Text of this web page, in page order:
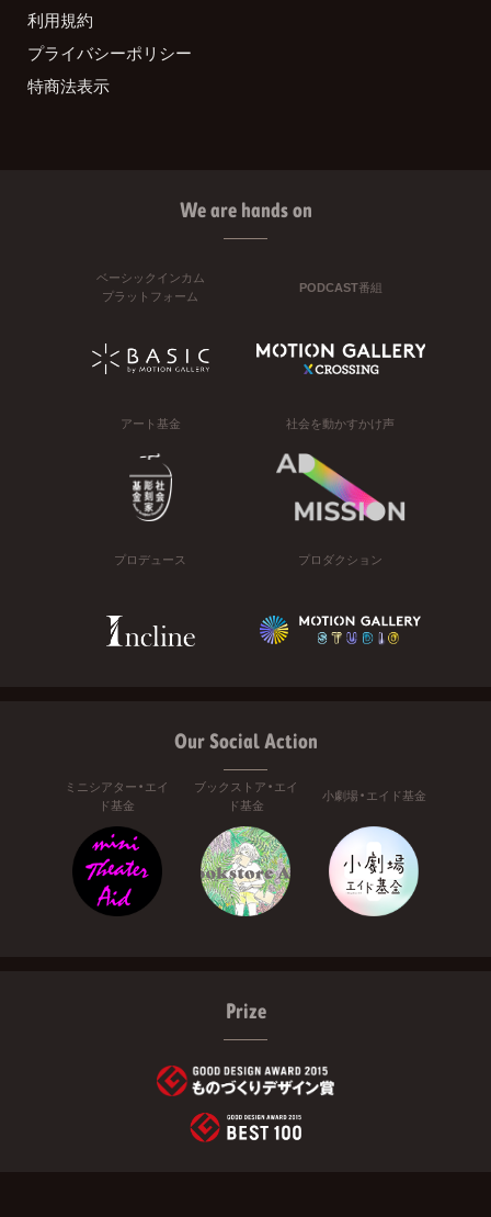
利用規約
プライバシーポリシー
特商法表示
We are hands on
ベーシックインカム
プラットフォーム
PODCAST番組
アート基金 社会を動かすかけ声
プロデュース プロダクション
Our Social Action
ミニシアター・エイ
ド基金
ブックストア・エイ
ド基金
小劇場・エイド基金
Prize